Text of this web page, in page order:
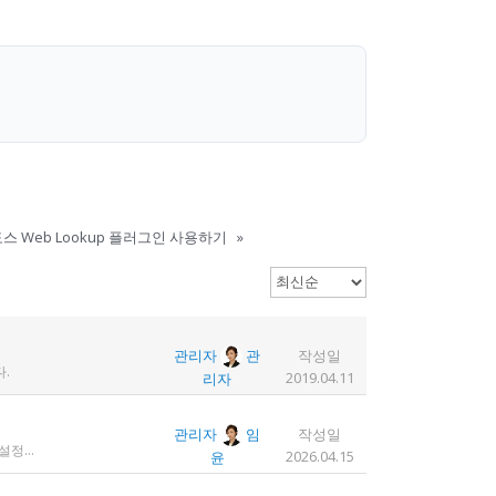
Web Lookup 플러그인 사용하기 »
.
관리자
관
리자
작성일
2019.04.11
1. 디도스 공격 당함 2. 귀찮아서 서버 꺼놓음 3. 이참에 서버 이전함 4. 사라진 데이터는 없는 것 확인했는데, 일부 DB 설정이 활성화 안됨 5. 고칠 수는 있는데, 저희 집 신생아 협조 필요 6. 신생아가 협조하지 않음 현재 새글 쓰기, 신규 가입, 덧글 달기 등은 막아 두었습니다 언제든 3월 18일 전후 시점으로 롤백될 수 있습니다 디도스 공격은 10평짜리 구녕가게에 사람을 1만명 보내 영업방해를 하는 것과 같은 기법입니다. 왜 디도스 공격을 그렇게까지 열정적으로 하는가? 이것이 심해진 시점이 제가 출산하러 간다고 블라그에 글을 쓴 직후입니다. 적절한 비유인지 모르겠는데 암퇘지도 출산 후에는 도축 안 하지 않나 싶고요 옛날 같으면 이렇게 순하게 살지 않을 것인데, 요새 드는 생각이 좀 있습니다 사람은 노력해 봤자고, 사실 모든 능력치는 정해졌고 발현만 기다리는 것이 전부가 아닐까요 어떤 사람은 노력의 고점이 디도스 공격인 것입니다 그 애미도 한때는 가능성의 김칫국을 사발째 드링킹하며 키웠겠지요 저한테도 이 사이트를 유지할 유인이 있음은 말씀드렸으니 잘 이용해 주시면 그만인 것이고 시간 나시거든 디도스 공격자도 긍휼히 여겨 주시길 바랍니다
관리자
임
윤
작성일
2026.04.15